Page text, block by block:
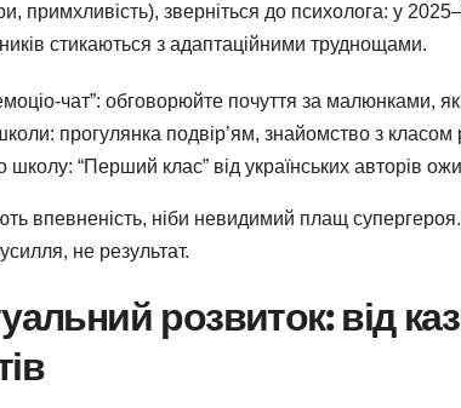
примхливість), зверніться до психолога: у
стикаються з адаптаційними труднощами.
чат”: обговорюйте почуття за малюнками,
прогулянка подвір’ям, знайомство з класом
школу: “Перший клас” від українських авторів
впевненість, ніби невидимий плащ
не результат.
розвиток: від